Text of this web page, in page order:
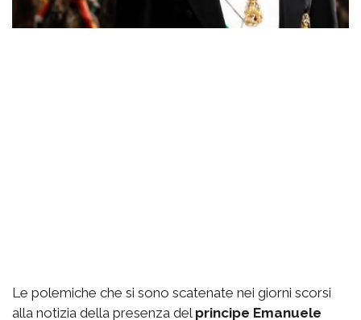
Le polemiche che si sono scatenate nei giorni scorsi
alla notizia della presenza del principe Emanuele